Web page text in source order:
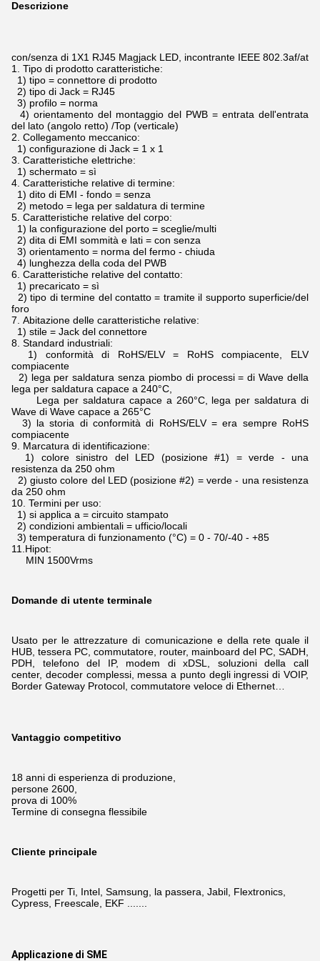
Descrizione
con/senza di 1X1 RJ45 Magjack LED, incontrante IEEE 802.3af/at
1. Tipo di prodotto caratteristiche:
1) tipo = connettore di prodotto
2) tipo di Jack = RJ45
3) profilo = norma
4) orientamento del montaggio del PWB = entrata dell'entrata
del lato (angolo retto) /Top (verticale)
2. Collegamento meccanico:
1) configurazione di Jack = 1 x 1
3. Caratteristiche elettriche:
1) schermato = sì
4. Caratteristiche relative di termine:
1) dito di EMI - fondo = senza
2) metodo = lega per saldatura di termine
5. Caratteristiche relative del corpo:
1) la configurazione del porto = sceglie/multi
2) dita di EMI sommità e lati = con senza
3) orientamento = norma del fermo - chiuda
4) lunghezza della coda del PWB
6. Caratteristiche relative del contatto:
1) precaricato = sì
2) tipo di termine del contatto = tramite il supporto superficie/del
foro
7. Abitazione delle caratteristiche relative:
1) stile = Jack del connettore
8. Standard industriali:
1) conformità di RoHS/ELV = RoHS compiacente, ELV
compiacente
2) lega per saldatura senza piombo di processi = di Wave della
lega per saldatura capace a 240°C,
Lega per saldatura capace a 260°C, lega per saldatura di
Wave di Wave capace a 265°C
3) la storia di conformità di RoHS/ELV = era sempre RoHS
compiacente
9. Marcatura di identificazione:
1) colore sinistro del LED (posizione #1) = verde - una
resistenza da 250 ohm
2) giusto colore del LED (posizione #2) = verde - una resistenza
da 250 ohm
10. Termini per uso:
1) si applica a = circuito stampato
2) condizioni ambientali = ufficio/locali
3) temperatura di funzionamento (°C) = 0 - 70/-40 - +85
11.Hipot:
MIN 1500Vrms
Domande di utente terminale
Usato per le attrezzature di comunicazione e della rete quale il
HUB, tessera PC, commutatore, router, mainboard del PC, SADH,
PDH, telefono del IP, modem di xDSL,
soluzioni della call
center, decoder complessi, messa a punto degli ingressi di VOIP,
Border Gateway Protocol, commutatore veloce di Ethernet…
Vantaggio competitivo
18 anni di esperienza di produzione,
persone 2600,
prova di 100%
Termine di consegna flessibile
Cliente principale
Progetti per Ti, Intel, Samsung, la passera, Jabil, Flextronics,
Cypress, Freescale, EKF .......
Applicazione di SME